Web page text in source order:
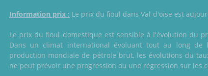
Information prix : Le prix du fioul dans Val-d'oise est
Le prix du fioul domestique est sensible à l'évolution du
Dans un climat international évoluant tout au long de
production mondiale de pétrole brut, les évolutions du
ne peut prévoir une progression ou une régression sur les